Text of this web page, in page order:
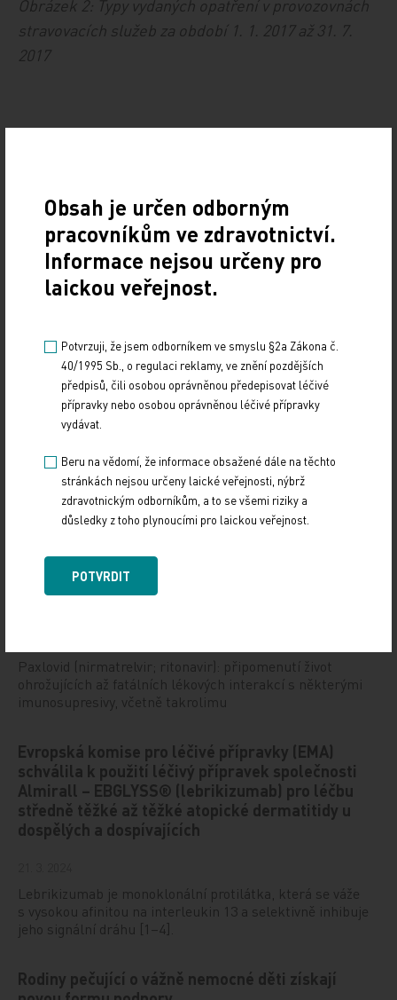
Obrázek 2: Typy vydaných opatření v provozovnách
stravovacích služeb za období 1. 1. 2017 až 31. 7.
2017
2017 až 31. 7. 2017
TISKOVÉ ZPRÁVY
Sdílejte článek
Doporučené
Informační dopis pro zdravotnické pracovníky
Paxlovid (nirmatrelvir; ritonavir): připomenutí život
ohrožujících až fatálních lékových interakcí s některými
imunosupresivy, včetně takrolimu
Evropská komise pro léčivé přípravky (EMA)
schválila k použití léčivý přípravek společnosti
Almirall – EBGLYSS® (lebrikizumab) pro léčbu
středně těžké až těžké atopické dermatitidy u
dospělých a dospívajících
Lebrikizumab je monoklonální protilátka, která se váže
s vysokou afinitou na interleukin 13 a selektivně inhibuje
jeho signální dráhu [1–4].
Rodiny pečující o vážně nemocné děti získají
Obsah je určen odborným
pracovníkům ve zdravotnictví.
Informace nejsou určeny pro
laickou veřejnost.
Potvrzuji, že jsem odborníkem ve smyslu §2a Zákona č.
40/1995 Sb., o regulaci reklamy, ve znění pozdějších
předpisů, čili osobou oprávněnou předepisovat léčivé
přípravky nebo osobou oprávněnou léčivé přípravky
vydávat.
Beru na vědomí, že informace obsažené dále na těchto
stránkách nejsou určeny laické veřejnosti, nýbrž
zdravotnickým odborníkům, a to se všemi riziky a
důsledky z toho plynoucími pro laickou veřejnost.
POTVRDIT